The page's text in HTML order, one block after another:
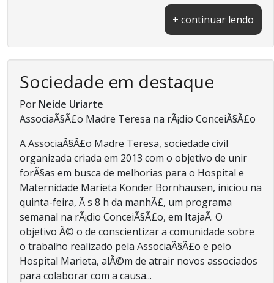
+ continuar lendo
Sociedade em destaque
Por Neide Uriarte
AssociaÃ§Ã£o Madre Teresa na rÃ¡dio ConceiÃ§Ã£o
A AssociaÃ§Ã£o Madre Teresa, sociedade civil
organizada criada em 2013 com o objetivo de unir
forÃ§as em busca de melhorias para o Hospital e
Maternidade Marieta Konder Bornhausen, iniciou na
quinta-feira, Ã s 8 h da manhÃ£, um programa
semanal na rÃ¡dio ConceiÃ§Ã£o, em ItajaÃ­. O
objetivo Ã© o de conscientizar a comunidade sobre
o trabalho realizado pela AssociaÃ§Ã£o e pelo
Hospital Marieta, alÃ©m de atrair novos associados
para colaborar com a causa...